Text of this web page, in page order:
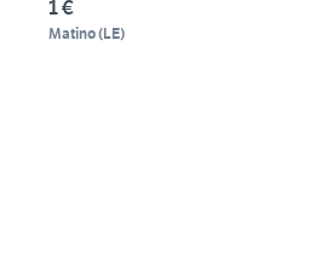
1 €
Matino(LE)